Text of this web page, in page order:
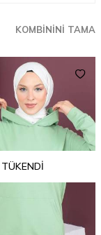
KOMBININI
TÜKENDI